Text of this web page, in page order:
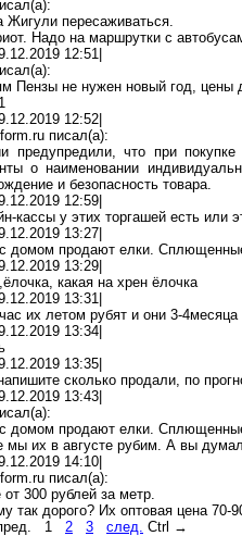
a):
Жигули пересаживаться.
Надо на маршрутки с
12:51|
a):
Пензы не нужен новый год, цены
12:52|
писал(a):
предупредили, что при
о наименовании
и безопасность товара.
12:59|
кассы у этих торгашей есть или
13:27|
домом продают елки.
13:29|
,ёлочка, какая на хрен ёлочка
13:31|
их летом рубят и они 3-4месяца
13:34|
13:35|
сколько продали, по
13:43|
a):
домом продают елки.
мы их в августе рубим. А вы
14:10|
писал(a):
от 300 рублей за метр.
так дорого? Их оптовая цена 70-
1 2 3 след. Ctrl →